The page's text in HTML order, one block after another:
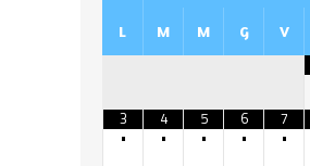
L M M G V
3
•
4
•
5
•
6
•
7
•